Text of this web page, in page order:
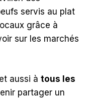
servis au plat
grâce à
sur les marchés
aussi à tous les
partager un